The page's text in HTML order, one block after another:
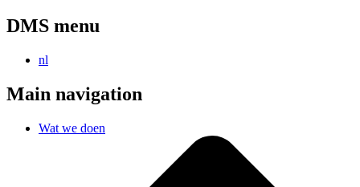
DMS menu
nl
Main navigation
Wat we doen